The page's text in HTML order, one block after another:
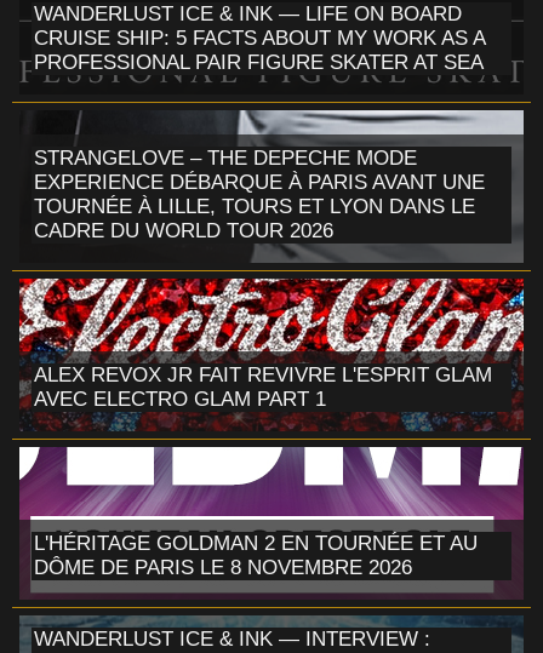
WANDERLUST ICE & INK — LIFE ON BOARD
CRUISE SHIP: 5 FACTS ABOUT MY WORK AS A
PROFESSIONAL PAIR FIGURE SKATER AT SEA
STRANGELOVE – THE DEPECHE MODE
EXPERIENCE DÉBARQUE À PARIS AVANT UNE
TOURNÉE À LILLE, TOURS ET LYON DANS LE
CADRE DU WORLD TOUR 2026
ALEX REVOX JR FAIT REVIVRE L'ESPRIT GLAM
AVEC ELECTRO GLAM PART 1
L'HÉRITAGE GOLDMAN 2 EN TOURNÉE ET AU
DÔME DE PARIS LE 8 NOVEMBRE 2026
WANDERLUST ICE & INK — INTERVIEW :